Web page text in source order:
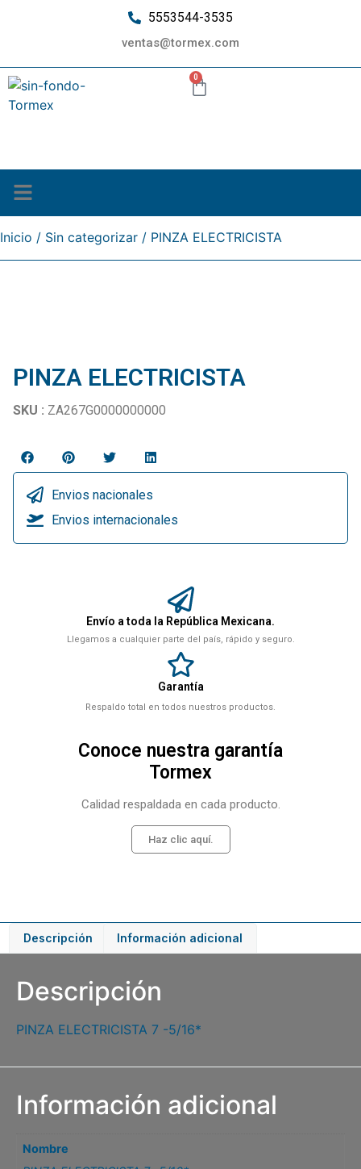
5553544-3535
ventas@tormex.com
0
Inicio / Sin categorizar / PINZA ELECTRICISTA
PINZA ELECTRICISTA
SKU : ZA267G0000000000
Envios nacionales
Envios internacionales
Envío a toda la República Mexicana.
Llegamos a cualquier parte del país, rápido y seguro.
Garantía
Respaldo total en todos nuestros productos.
Conoce nuestra garantía
Tormex
Calidad respaldada en cada producto.
Haz clic aquí.
Descripción Información adicional
Descripción
PINZA ELECTRICISTA 7 -5/16*
Información adicional
Nombre